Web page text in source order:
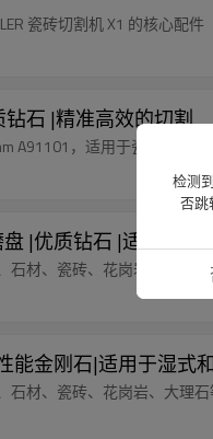
瓷砖切割机 X1 的核心配件
石 |精准高效的切割
A91101，适用于瓷砖、湿/
|优质钻石 |适用于湿
材、瓷砖、花岗岩、大理石
能金刚石|适用于湿式
材、瓷砖、花岗岩、大理石
检测
否跳